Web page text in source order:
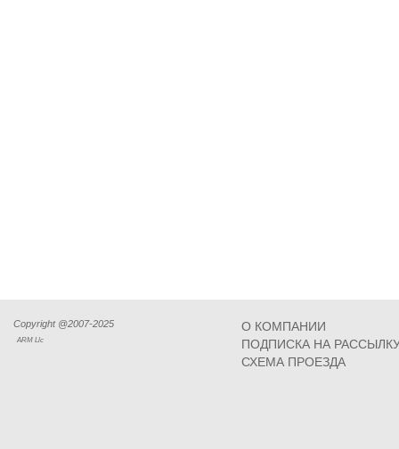
Copyright @2007-2025
ARM Llc
О КОМПАНИИ
ПОДПИСКА НА
СХЕМА ПРОЕЗДА